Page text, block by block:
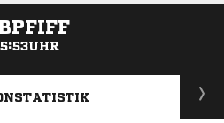
ANZEIGE